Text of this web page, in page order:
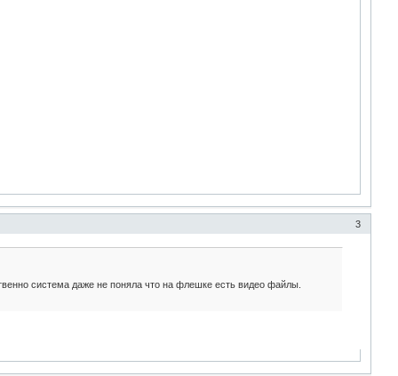
3
система даже не поняла что на флешке есть видео файлы.